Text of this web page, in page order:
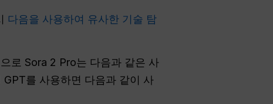
다음을 사용하여 유사한 기술 탐
로 Sora 2 Pro는 다음과 같은 사
를 사용하면 다음과 같이 사